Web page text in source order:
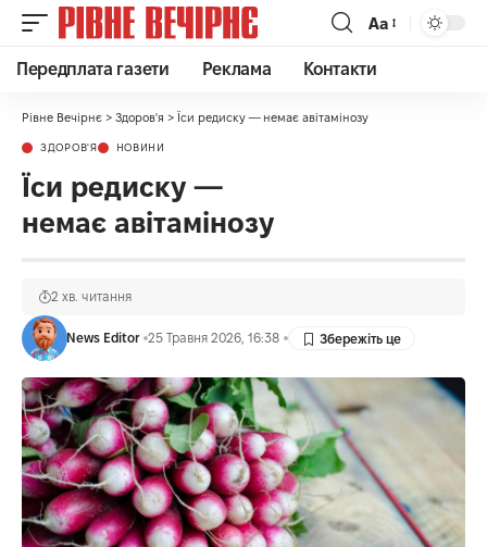
Аа
Передплата газети Реклама Контакти
Рівне Вечірнє > Здоров'я > Їси редиску — немає авітамінозу
ЗДОРОВ'Я НОВИНИ
Їси редиску —
немає авітамінозу
News Editor 25 Травня 2026, 16:38
2 хв. читання